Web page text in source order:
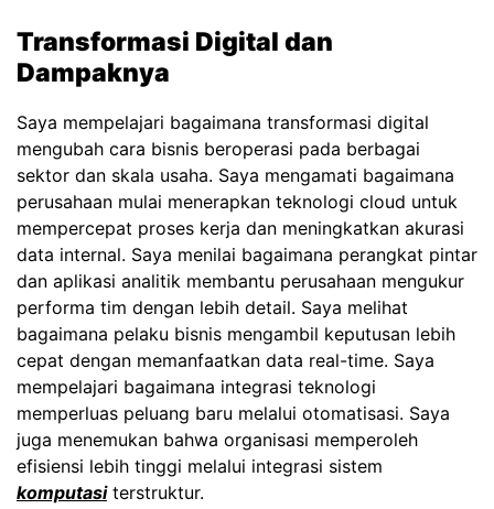
Transformasi Digital dan
Dampaknya
Saya mempelajari bagaimana transformasi digital
mengubah cara bisnis beroperasi pada berbagai
sektor dan skala usaha. Saya mengamati bagaimana
perusahaan mulai menerapkan teknologi cloud untuk
mempercepat proses kerja dan meningkatkan akurasi
data internal. Saya menilai bagaimana perangkat pintar
dan aplikasi analitik membantu perusahaan mengukur
performa tim dengan lebih detail. Saya melihat
bagaimana pelaku bisnis mengambil keputusan lebih
cepat dengan memanfaatkan data real-time. Saya
mempelajari bagaimana integrasi teknologi
memperluas peluang baru melalui otomatisasi. Saya
juga menemukan bahwa organisasi memperoleh
efisiensi lebih tinggi melalui integrasi sistem
komputasiterstruktur.